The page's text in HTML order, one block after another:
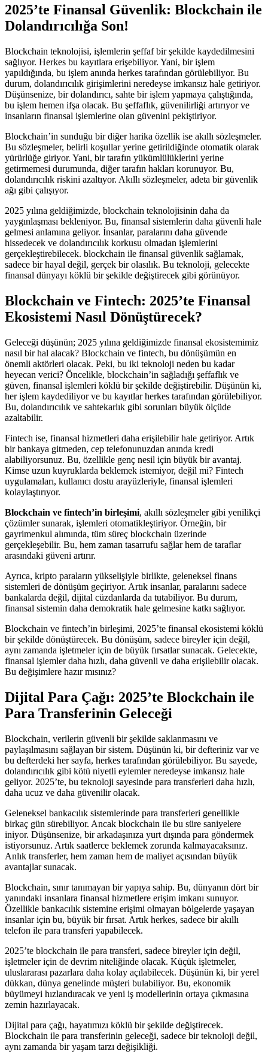
2025’te Finansal Güvenlik: Blockchain ile
Dolandırıcılığa Son!
Blockchain teknolojisi, işlemlerin şeffaf bir şekilde kaydedilmesini
sağlıyor. Herkes bu kayıtlara erişebiliyor. Yani, bir işlem
yapıldığında, bu işlem anında herkes tarafından görülebiliyor. Bu
durum, dolandırıcılık girişimlerini neredeyse imkansız hale getiriyor.
Düşünsenize, bir dolandırıcı, sahte bir işlem yapmaya çalıştığında,
bu işlem hemen ifşa olacak. Bu şeffaflık, güvenilirliği artırıyor ve
insanların finansal işlemlerine olan güvenini pekiştiriyor.
Blockchain’in sunduğu bir diğer harika özellik ise akıllı sözleşmeler.
Bu sözleşmeler, belirli koşullar yerine getirildiğinde otomatik olarak
yürürlüğe giriyor. Yani, bir tarafın yükümlülüklerini yerine
getirmemesi durumunda, diğer tarafın hakları korunuyor. Bu,
dolandırıcılık riskini azaltıyor. Akıllı sözleşmeler, adeta bir güvenlik
ağı gibi çalışıyor.
2025 yılına geldiğimizde, blockchain teknolojisinin daha da
yaygınlaşması bekleniyor. Bu, finansal sistemlerin daha güvenli hale
gelmesi anlamına geliyor. İnsanlar, paralarını daha güvende
hissedecek ve dolandırıcılık korkusu olmadan işlemlerini
gerçekleştirebilecek. blockchain ile finansal güvenlik sağlamak,
sadece bir hayal değil, gerçek bir olasılık. Bu teknoloji, gelecekte
finansal dünyayı köklü bir şekilde değiştirecek gibi görünüyor.
Blockchain ve Fintech: 2025’te Finansal
Ekosistemi Nasıl Dönüştürecek?
Geleceği düşünün; 2025 yılına geldiğimizde finansal ekosistemimiz
nasıl bir hal alacak? Blockchain ve fintech, bu dönüşümün en
önemli aktörleri olacak. Peki, bu iki teknoloji neden bu kadar
heyecan verici? Öncelikle, blockchain’in sağladığı şeffaflık ve
güven, finansal işlemleri köklü bir şekilde değiştirebilir. Düşünün ki,
her işlem kaydediliyor ve bu kayıtlar herkes tarafından görülebiliyor.
Bu, dolandırıcılık ve sahtekarlık gibi sorunları büyük ölçüde
azaltabilir.
Fintech ise, finansal hizmetleri daha erişilebilir hale getiriyor. Artık
bir bankaya gitmeden, cep telefonunuzdan anında kredi
alabiliyorsunuz. Bu, özellikle genç nesil için büyük bir avantaj.
Kimse uzun kuyruklarda beklemek istemiyor, değil mi? Fintech
uygulamaları, kullanıcı dostu arayüzleriyle, finansal işlemleri
kolaylaştırıyor.
Blockchain ve fintech’in birleşimi, akıllı sözleşmeler gibi yenilikçi
çözümler sunarak, işlemleri otomatikleştiriyor. Örneğin, bir
gayrimenkul alımında, tüm süreç blockchain üzerinde
gerçekleşebilir. Bu, hem zaman tasarrufu sağlar hem de taraflar
arasındaki güveni artırır.
Ayrıca, kripto paraların yükselişiyle birlikte, geleneksel finans
sistemleri de dönüşüm geçiriyor. Artık insanlar, paralarını sadece
bankalarda değil, dijital cüzdanlarda da tutabiliyor. Bu durum,
finansal sistemin daha demokratik hale gelmesine katkı sağlıyor.
Blockchain ve fintech’in birleşimi, 2025’te finansal ekosistemi köklü
bir şekilde dönüştürecek. Bu dönüşüm, sadece bireyler için değil,
aynı zamanda işletmeler için de büyük fırsatlar sunacak. Gelecekte,
finansal işlemler daha hızlı, daha güvenli ve daha erişilebilir olacak.
Bu değişimlere hazır mısınız?
Dijital Para Çağı: 2025’te Blockchain ile
Para Transferinin Geleceği
Blockchain, verilerin güvenli bir şekilde saklanmasını ve
paylaşılmasını sağlayan bir sistem. Düşünün ki, bir defteriniz var ve
bu defterdeki her sayfa, herkes tarafından görülebiliyor. Bu sayede,
dolandırıcılık gibi kötü niyetli eylemler neredeyse imkansız hale
geliyor. 2025’te, bu teknoloji sayesinde para transferleri daha hızlı,
daha ucuz ve daha güvenilir olacak.
Geleneksel bankacılık sistemlerinde para transferleri genellikle
birkaç gün sürebiliyor. Ancak blockchain ile bu süre saniyelere
iniyor. Düşünsenize, bir arkadaşınıza yurt dışında para göndermek
istiyorsunuz. Artık saatlerce beklemek zorunda kalmayacaksınız.
Anlık transferler, hem zaman hem de maliyet açısından büyük
avantajlar sunacak.
Blockchain, sınır tanımayan bir yapıya sahip. Bu, dünyanın dört bir
yanındaki insanlara finansal hizmetlere erişim imkanı sunuyor.
Özellikle bankacılık sistemine erişimi olmayan bölgelerde yaşayan
insanlar için bu, büyük bir fırsat. Artık herkes, sadece bir akıllı
telefon ile para transferi yapabilecek.
2025’te blockchain ile para transferi, sadece bireyler için değil,
işletmeler için de devrim niteliğinde olacak. Küçük işletmeler,
uluslararası pazarlara daha kolay açılabilecek. Düşünün ki, bir yerel
dükkan, dünya genelinde müşteri bulabiliyor. Bu, ekonomik
büyümeyi hızlandıracak ve yeni iş modellerinin ortaya çıkmasına
zemin hazırlayacak.
Dijital para çağı, hayatımızı köklü bir şekilde değiştirecek.
Blockchain ile para transferinin geleceği, sadece bir teknoloji değil,
aynı zamanda bir yaşam tarzı değişikliği.